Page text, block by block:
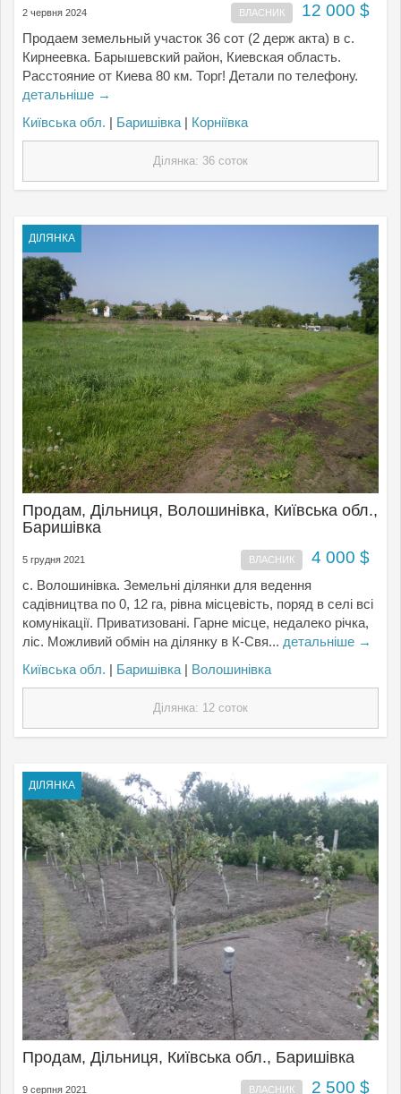
2 червня 2024 ВЛАСНИК 12 000 $
Продаем земельный участок 36 сот (2 держ акта) в с.
Кирнеевка. Барышевский район, Киевская область.
Расстояние от Киева 80 км. Торг! Детали по телефону.
детальніше →
Київська обл. | Баришівка | Корніївка
Ділянка: 36 соток
ДІЛЯНКА
Продам, Дільниця, Волошинівка, Київська обл.,
Баришівка
5 грудня 2021 ВЛАСНИК 4 000 $
с. Волошинівка. Земельні ділянки для ведення
садівництва по 0, 12 га, рівна місцевість, поряд в селі всі
комунікації. Приватизовані. Гарне місце, недалеко річка,
ліс. Можливий обмін на ділянку в К-Свя... детальніше →
Київська обл. | Баришівка | Волошинівка
Ділянка: 12 соток
ДІЛЯНКА
Продам, Дільниця, Київська обл., Баришівка
9 серпня 2021 ВЛАСНИК 2 500 $